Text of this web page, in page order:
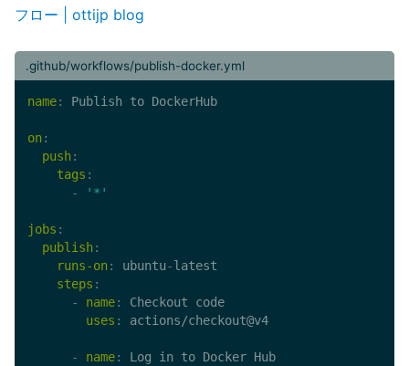
フロー | ottijp blog
.github/workflows/publish-docker.yml
name: Publish to DockerHub
on:
push:
tags :
-
'*'
jobs :
publish:
runs-on: ubuntu-latest
steps :
-
name:
Checkout code
uses : actions/checkout@v4
- name:
Log in to Docker Hub